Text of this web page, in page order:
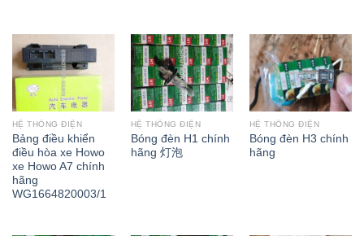
HỆ THỐNG ĐIỆN
Bảng điều khiển
điều hòa xe Howo
xe Howo A7 chính
hãng
WG1664820003/1
HỆ THỐNG ĐIỆN
Bóng đèn H1 chính
hãng 灯泡
HỆ THỐNG ĐIỆN
Bóng đèn H3 chính
hãng